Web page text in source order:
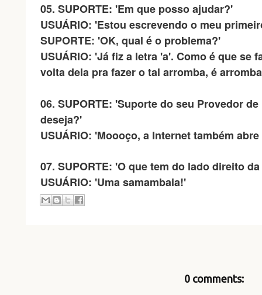
05. SUPORTE: 'Em que posso ajudar?'
USUÁRIO: 'Estou escrevendo o meu
SUPORTE: 'OK, qual é o problema?'
USUÁRIO: 'Já fiz a letra 'a'. Como é que se
volta dela pra fazer o tal arromba, é
06. SUPORTE: 'Suporte do seu Provedor
deseja?'
USUÁRIO: 'Moooço, a Internet também
07. SUPORTE: 'O que tem do lado direito
USUÁRIO: 'Uma samambaia!'
0 comments: